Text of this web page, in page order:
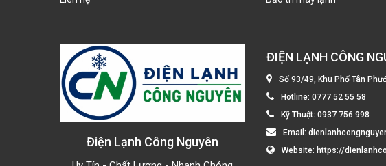
Điện Lạnh Công Nguyên
ĐIỆN LẠNH CÔNG
Số 93/49, Khu Phố Tân
Hotline: 0777 52 55 58
Kỹ Thuật: 0937 756 998
Email:
Website: https://